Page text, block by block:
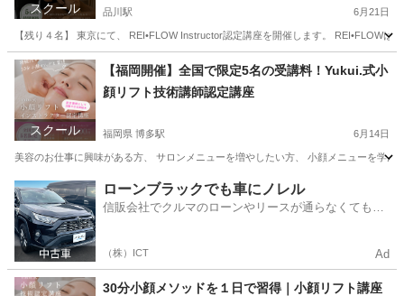
スクール 品川駅 6月21日
【残り４名】 東京にて、 REI•FLOW Instructor認定講座を開催します。 REI•FLOW
東京 江東区 品川駅 美容健康 講座
スクール
【福岡開催】全国で限定5名の受講料！Yukui.式小
顔リフト技術講師認定講座
福岡県 博多駅 6月14日
美容のお仕事に興味がある方、 サロンメニューを増やしたい方、 小顔メニューを学
福岡 福岡市 博多駅 リフトアップ 小顔
ローンブラックでも車にノレル
信販会社でクルマのローンやリースが通らなくてもク
（株）ICT Ad
30分小顔メソッドを１日で習得｜小顔リフト講座